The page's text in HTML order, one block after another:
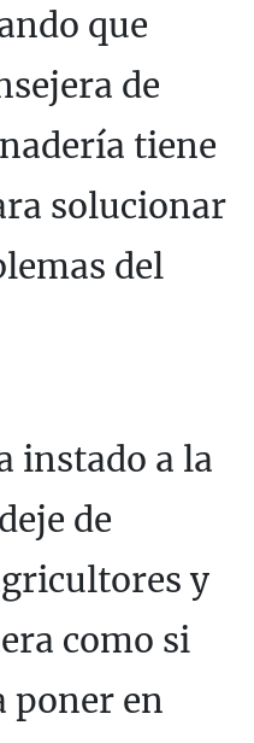
que
de
tiene
solucionar
del
instado a la
de
y
como si
poner en